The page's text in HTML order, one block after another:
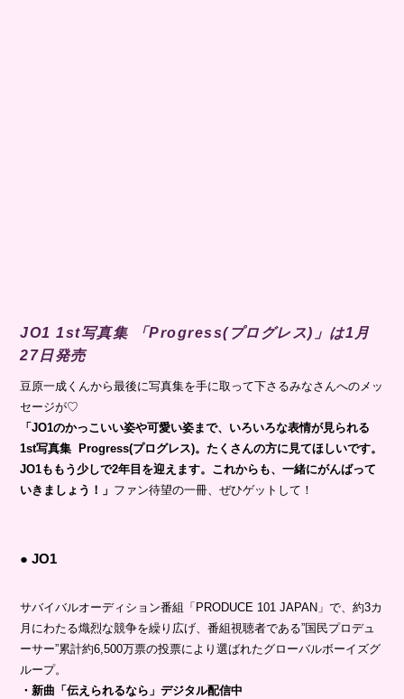
JO1 1st写真集 「Progress(プログレス)」は1月
27日発売
豆原一成くんから最後に写真集を手に取って下さるみなさんへのメッ
セージが♡
「JO1のかっこいい姿や可愛い姿まで、いろいろな表情が見られる
1st写真集 Progress(プログレス)。たくさんの方に見てほしいです。
JO1ももう少しで2年目を迎えます。これからも、一緒にがんばって
いきましょう！」 ファン待望の一冊、ぜひゲットして！
● JO1
サバイバルオーディション番組「PRODUCE 101 JAPAN」で、約3カ
月にわたる熾烈な競争を繰り広げ、番組視聴者である”国民プロデュ
ーサー”累計約6,500万票の投票により選ばれたグローバルボーイズグ
ループ。
・新曲「伝えられるなら」デジタル配信中